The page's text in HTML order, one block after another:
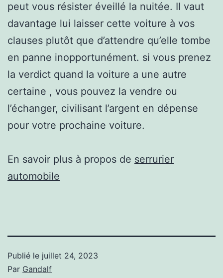
peut vous résister éveillé la nuitée. Il vaut
davantage lui laisser cette voiture à vos
clauses plutôt que d’attendre qu’elle tombe
en panne inopportunément. si vous prenez
la verdict quand la voiture a une autre
certaine , vous pouvez la vendre ou
l’échanger, civilisant l’argent en dépense
pour votre prochaine voiture.
En savoir plus à propos de serrurier
automobile
Publié le juillet 24, 2023
Par Gandalf